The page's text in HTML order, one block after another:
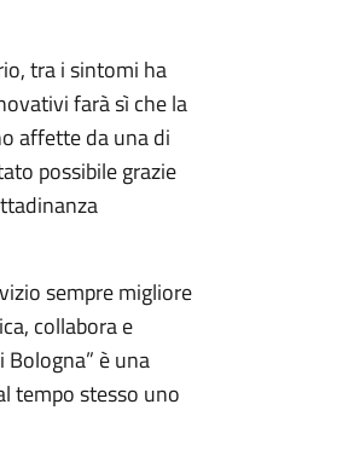
tra i sintomi ha
farà sì che la
affette da una di
possibile grazie
sempre migliore
collabora e
Bologna” è una
tempo stesso uno